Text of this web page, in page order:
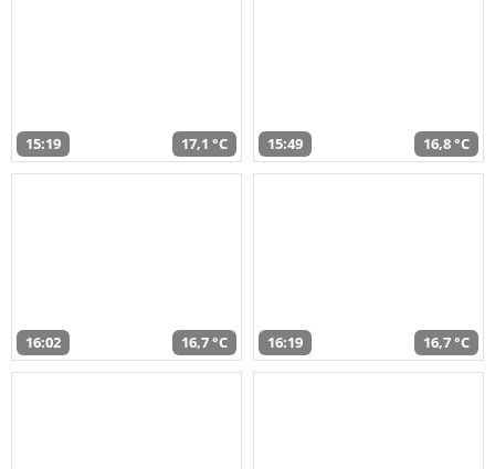
15:19 17,1 °C 15:49 16,8 °C
16:02 16,7 °C 16:19 16,7 °C